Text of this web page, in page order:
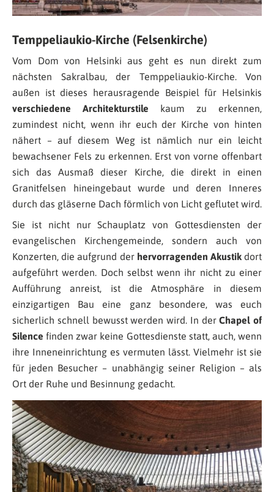
Temppeliaukio-Kirche (Felsenkirche)
Vom Dom von Helsinki aus geht es nun direkt zum
nächsten Sakralbau, der Temppeliaukio-Kirche. Von
außen ist dieses herausragende Beispiel für Helsinkis
verschiedene Architekturstile kaum zu erkennen,
zumindest nicht, wenn ihr euch der Kirche von hinten
nähert – auf diesem Weg ist nämlich nur ein leicht
bewachsener Fels zu erkennen. Erst von vorne offenbart
sich das Ausmaß dieser Kirche, die direkt in einen
Granitfelsen hineingebaut wurde und deren Inneres
durch das gläserne Dach förmlich von Licht geflutet wird.
Sie ist nicht nur Schauplatz von Gottesdiensten der
evangelischen Kirchengemeinde, sondern auch von
Konzerten, die aufgrund derhervorragenden Akustikdort
aufgeführt werden. Doch selbst wenn ihr nicht zu einer
Aufführung anreist, ist die Atmosphäre in diesem
einzigartigen Bau eine ganz besondere, was euch
sicherlich schnell bewusst werden wird. In derChapel of
Silence finden zwar keine Gottesdienste statt, auch, wenn
ihre Inneneinrichtung es vermuten lässt. Vielmehr ist sie
für jeden Besucher – unabhängig seiner Religion – als
Ort der Ruhe und Besinnung gedacht.